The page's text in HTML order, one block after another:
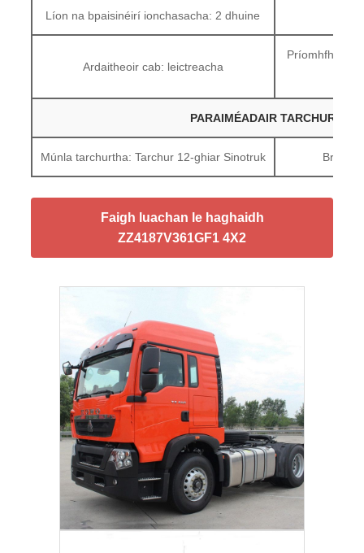
Líon na bpaisinéirí ionchasacha: 2 dhuine
Ardaitheoir cab: leictreacha
Príomhfhoirm
PARAIMÉADAIR TARCHURTHA
Múnla tarchurtha: Tarchur 12-ghiar Sinotruk Branda
Faigh luachan le haghaidh
ZZ4187V361GF1 4X2